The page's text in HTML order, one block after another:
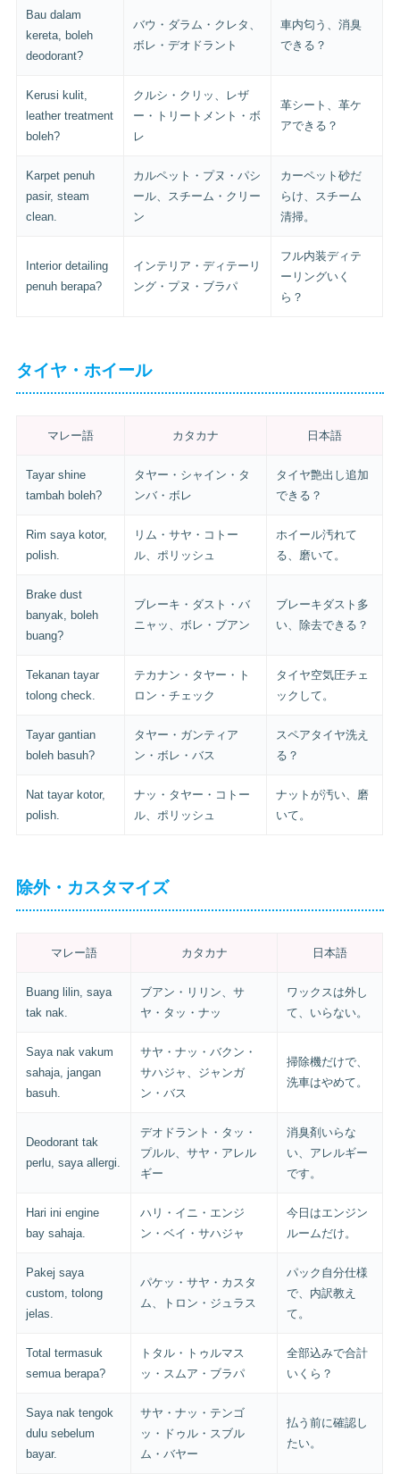
Bau dalam
kereta, boleh
deodorant?
バウ・ダラム・クレタ、
ボレ・デオドラント
車内匂う、消臭
できる？
Kerusi kulit,
leather treatment
boleh?
クルシ・クリッ、レザ
ー・トリートメント・ボ
レ
革シート、革ケ
アできる？
Karpet penuh
pasir, steam
clean.
カルペット・プヌ・パシ
ール、スチーム・クリー
ン
カーペット砂だ
らけ、スチーム
清掃。
Interior detailing
penuh berapa?
インテリア・ディテーリ
ング・プヌ・ブラパ
フル内装ディテ
ーリングいく
ら？
タイヤ・ホイール
マレー語 カタカナ 日本語
Tayar shine
tambah boleh?
タヤー・シャイン・タ
ンバ・ボレ
タイヤ艶出し追加
できる？
Rim saya kotor,
polish.
リム・サヤ・コトー
ル、ポリッシュ
ホイール汚れて
る、磨いて。
Brake dust
banyak, boleh
buang?
ブレーキ・ダスト・バ
ニャッ、ボレ・ブアン
ブレーキダスト多
い、除去できる？
Tekanan tayar
tolong check.
テカナン・タヤー・ト
ロン・チェック
タイヤ空気圧チェ
ックして。
Tayar gantian
boleh basuh?
タヤー・ガンティア
ン・ボレ・バス
スペアタイヤ洗え
る？
Nat tayar kotor,
polish.
ナッ・タヤー・コトー
ル、ポリッシュ
ナットが汚い、磨
いて。
除外・カスタマイズ
マレー語 カタカナ 日本語
Buang lilin, saya
tak nak.
ブアン・リリン、サ
ヤ・タッ・ナッ
ワックスは外し
て、いらない。
Saya nak vakum
sahaja, jangan
basuh.
サヤ・ナッ・バクン・
サハジャ、ジャンガ
ン・バス
掃除機だけで、
洗車はやめて。
Deodorant tak
perlu, saya allergi.
デオドラント・タッ・
プルル、サヤ・アレル
ギー
消臭剤いらな
い、アレルギー
です。
Hari ini engine
bay sahaja.
ハリ・イニ・エンジ
ン・ベイ・サハジャ
今日はエンジン
ルームだけ。
Pakej saya
custom, tolong
jelas.
パケッ・サヤ・カスタ
ム、トロン・ジュラス
パック自分仕様
で、内訳教え
て。
Total termasuk
semua berapa?
トタル・トゥルマス
ッ・スムア・ブラパ
全部込みで合計
いくら？
Saya nak tengok
dulu sebelum
bayar.
サヤ・ナッ・テンゴ
ッ・ドゥル・スブル
ム・バヤー
払う前に確認し
たい。